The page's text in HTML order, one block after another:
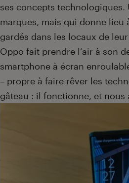
ses concepts
marques, mais qui donne
gardés dans les locaux de
Oppo fait prendre l’air à son
smartphone à écran
– propre à faire rêver les
gâteau : il fonctionne, et nous